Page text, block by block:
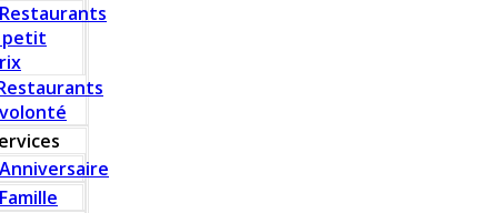
Restaurants
petit
Anniversaire
Famille